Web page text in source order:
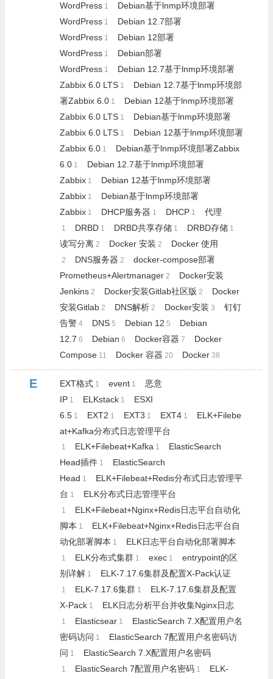
WordPress 1
Debian基于lnmp环境部署
WordPress 1
Debian 12.7部署
WordPress 1
Debian 12部署
WordPress 1
Debian部署
WordPress 1
Debian 12.7基于lnmp环境部署
Zabbix 6.0 LTS 1
Debian 12.7基于lnmp环境部
署Zabbix 6.0 1
Debian 12基于lnmp环境部署
Zabbix 6.0 LTS 1
Debian基于lnmp环境部署
Zabbix 6.0 LTS 1
Debian 12基于lnmp环境部署
Zabbix 6.0 1
Debian基于lnmp环境部署Zabbix
6.0 1
Debian 12.7基于lnmp环境部署
Zabbix 1
Debian 12基于lnmp环境部署
Zabbix 1
Debian基于lnmp环境部署
Zabbix 1 DHCP服务器 1 DHCP 1 代理
1 DRBD 1 DRBD共享存储 1 DRBD存储 1
读写分离 2 Docker 安装 2 Docker 使用
2 DNS服务器 2
docker-compose部署
Prometheus+Alertmanager 2
Docker安装
Jenkins 2 Docker安装Gitlab社区版 2
Docker
安装Gitlab 2 DNS解析 2 Docker安装 3
钉钉
告警 4 DNS 5 Debian 12 5
Debian
12.7 6 Debian 6 Docker容器 7
Docker
Compose 11 Docker 容器 20 Docker 38
E EXT格式 1 event 1
恶意
IP 1 ELKstack 1
ESXI
6.5 1 EXT2 1 EXT3 1 EXT4 1
ELK+Filebe
at+Kafka分布式日志管理平台
1 ELK+Filebeat+Kafka 1
ElasticSearch
Head插件 1
ElasticSearch
Head 1
ELK+Filebeat+Redis分布式日志管理平
台 1 ELK分布式日志管理平台
1
ELK+Filebeat+Nginx+Redis日志平台自动化
脚本 1
ELK+Filebeat+Nginx+Redis日志平台自
动化部署脚本 1 ELK日志平台自动化部署脚本
1 ELK分布式集群 1 exec 1
entrypoint的区
别详解 1 ELK-7.17.6集群及配置X-Pack认证
1 ELK-7.17.6集群 1
ELK-7.17.6集群及配置
X-Pack 1 ELK日志分析平台并收集Nginx日志
1 Elasticsear 1
ElasticSearch 7.X配置用户名
密码访问 1
ElasticSearch 7配置用户名密码访
问 1 ElasticSearch 7.X配置用户名密码
1 ElasticSearch 7配置用户名密码 1
ELK-